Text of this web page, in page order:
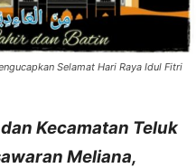
Selamat Hari Raya Idul Fitri
Kecamatan Teluk
Meliana,